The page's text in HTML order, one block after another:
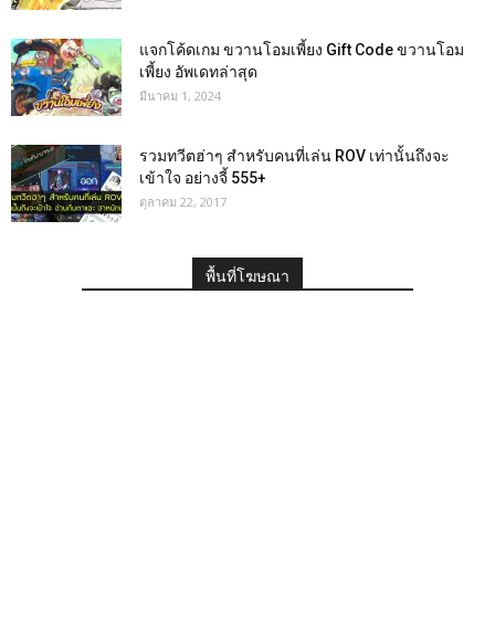
แจกโค้ดเกม ขวานโอมเพี้ยง Gift Code ขวานโอม
เพี้ยง อัพเดทล่าสุด
มีนาคม 1, 2024
รวมทวีตฮ่าๆ สำหรับคนที่เล่น ROV เท่านั้นถึงจะ
เข้าใจ อย่างจี้ 555+
ตุลาคม 22, 2017
พื้นที่โฆษณา